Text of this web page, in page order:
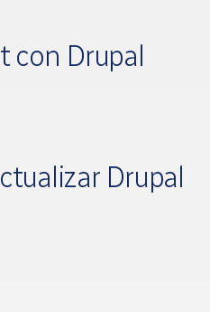
con Drupal
Drupal